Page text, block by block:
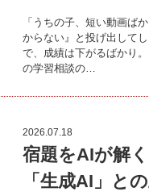
「うちの子、短い動画ば
からない』と投げ出して
で、成績は下がるばかり
の学習相談の…
2026.07.18
宿題をAIが解
「生成AI」と